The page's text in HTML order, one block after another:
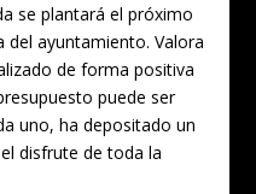
se plantará el próximo
del ayuntamiento. Valora
de forma positiva
puede ser
uno, ha depositado un
disfrute de toda la